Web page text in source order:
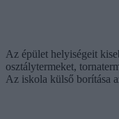
Az épület helyiségeit
osztálytermeket,
Az iskola külső borítása